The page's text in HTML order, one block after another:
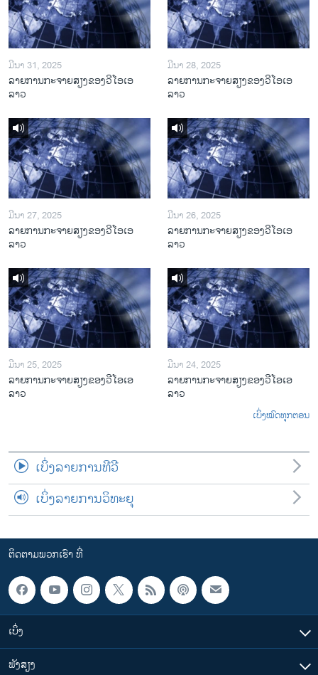
ມີນາ 31, 2025
ລາຍການກະຈາຍສຽງຂອງວີໂອເອ
ລາວ
ມີນາ 28, 2025
ລາຍການກະຈາຍສຽງຂອງວີໂອເອ
ລາວ
ມີນາ 27, 2025
ລາຍການກະຈາຍສຽງຂອງວີໂອເອ
ລາວ
ມີນາ 26, 2025
ລາຍການກະຈາຍສຽງຂອງວີໂອເອ
ລາວ
ມີນາ 25, 2025
ລາຍການກະຈາຍສຽງຂອງວີໂອເອ
ລາວ
ມີນາ 24, 2025
ລາຍການກະຈາຍສຽງຂອງວີໂອເອ
ລາວ
ເບິ່ງໝົດທຸກຕອນ
ເບິ່ງລາຍການທີວີ
ເບິ່ງລາຍການວິທະຍຸ
ຕິດຕາມພວກເຮົາ ທີ່
ເບິ່ງ
ຟັງສຽງ